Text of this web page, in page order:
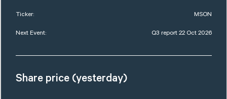
Ticker: MSON
Next Event: Q3 report 22 Oct 2026
Share price (yesterday)